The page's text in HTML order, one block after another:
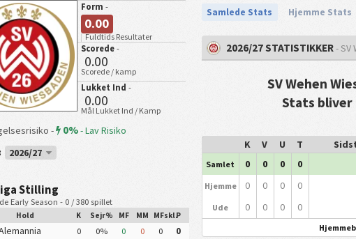
Form -
0.00
Fuldtids Resultater
Scorede -
0.00
Scorede / kamp
Lukket Ind -
0.00
Mål Lukket Ind / Kamp
- 0%-Lav Risiko
2026/27
Stilling
Early Season - 0 / 380 spillet
Hold K Sejr% MF MM MFskl.P
0 0% 0 0 0
0
Samlede Stats Hjemme Stats
2026/27 STATISTIKKER- SV
SV Wehen
Stats bliver
K V U T
Samlet 0 0 0 0
Hjemme 0 0 0 0
Ude 0 0 0 0